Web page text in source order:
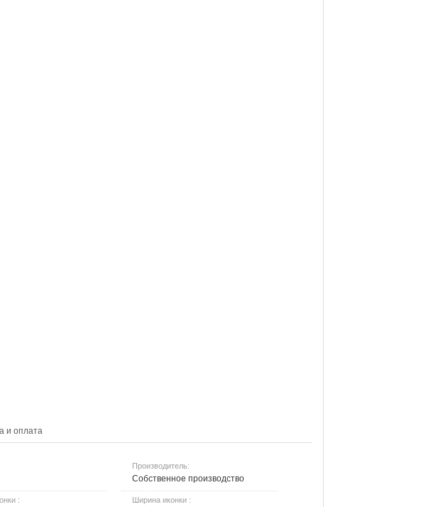
и оплата
Производитель:
Собственное производство
: Ширина иконки :